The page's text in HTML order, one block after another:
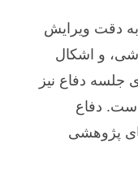
به دقت ویرایش
و اشکال
جلسه دفاع نیز
است. دفاع
پژوهشی